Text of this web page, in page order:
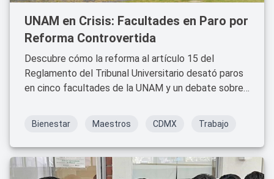
UNAM en Crisis: Facultades en Paro por
Reforma Controvertida
Descubre cómo la reforma al artículo 15 del
Reglamento del Tribunal Universitario desató paros
en cinco facultades de la UNAM y un debate sobre
Bienestar Maestros CDMX Trabajo